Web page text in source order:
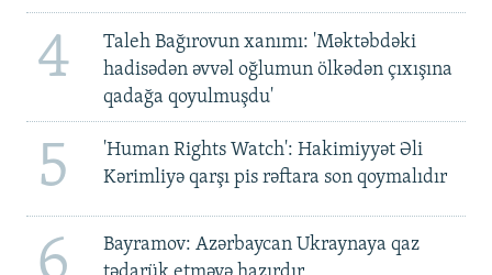
4
Taleh Bağırovun xanımı: 'Məktəbdəki
hadisədən əvvəl oğlumun ölkədən çıxışına
qadağa qoyulmuşdu'
5
'Human Rights Watch': Hakimiyyət Əli
Kərimliyə qarşı pis rəftara son qoymalıdır
Bayramov: Azərbaycan Ukraynaya qaz